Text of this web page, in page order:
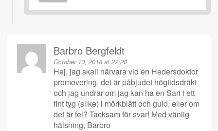
Barbro Bergfeldt
October 10, 2018 at 22:20
Hej, jag skall närvara vid en Hedersdoktor
promovering, det är påbjudet högtidsdräkt
och jag undrar om jag kan ha en Sari i ett
fint tyg (silke) i mörkblått och guld, eller om
det är fel? Tacksam för svar! Med vänlig
hälsning, Barbro